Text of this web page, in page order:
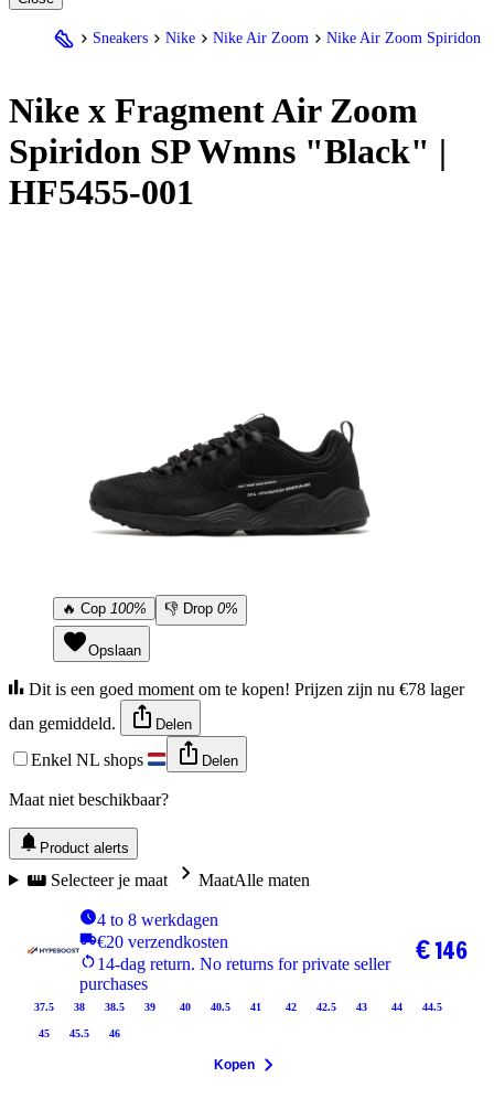
Sneakers Nike Nike Air Zoom Nike Air Zoom Spiridon
Nike x Fragment Air Zoom
Spiridon SP Wmns "Black" |
HF5455-001
🔥 Cop 100% 👎 Drop 0%
Opslaan
Dit is een goed moment om te kopen! Prijzen zijn nu €78 lager
dan gemiddeld.
Delen
Enkel NL shops Delen
Maat niet beschikbaar?
Product alerts
Selecteer je maat MaatAlle maten
4 to 8 werkdagen
€20 verzendkosten
14-dag return. No returns for private seller
purchases
37.5 38 38.5 39 40 40.5 41 42 42.5 43 44 44.5
45 45.5 46
€ 146
Kopen